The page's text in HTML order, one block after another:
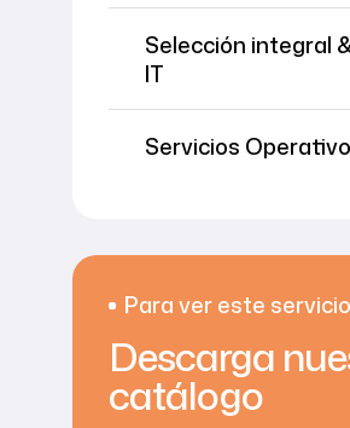
Selección integral
IT
Servicios
Para ver este
Descarga
catálogo